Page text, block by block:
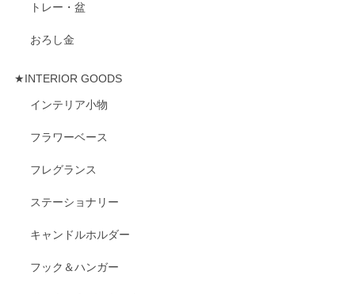
トレー・盆
おろし金
★INTERIOR GOODS
インテリア小物
フラワーベース
フレグランス
ステーショナリー
キャンドルホルダー
フック＆ハンガー